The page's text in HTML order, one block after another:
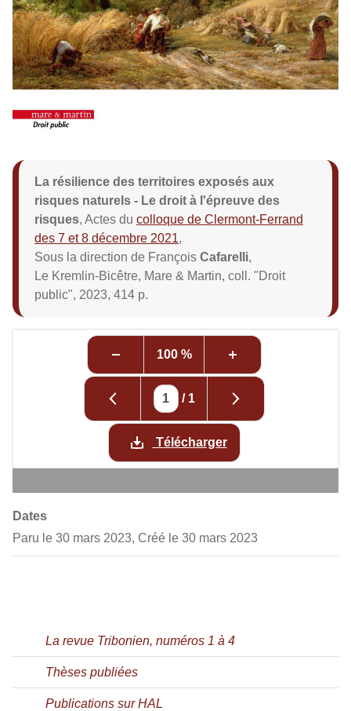
La résilience des territoires exposés aux
risques naturels - Le droit à l'épreuve des
risques, Actes du colloque de Clermont-Ferrand
des 7 et 8 décembre 2021,
Sous la direction de François Cafarelli,
Le Kremlin-Bicêtre, Mare & Martin, coll. "Droit
public", 2023, 414 p.
100 %
/ 1
Télécharger
Dates
Paru le 30 mars 2023, Créé le 30 mars 2023
La revue Tribonien, numéros 1 à 4
Thèses publiées
Publications sur HAL